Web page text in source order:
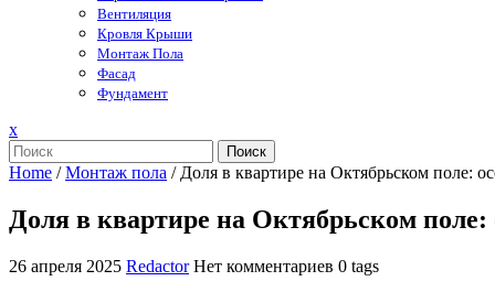
Вентиляция
Кровля Крыши
Монтаж Пола
Фасад
Фундамент
xЗакрыть
меню
Поиск
Home /Монтаж пола / Доля в квартире на Октябрьском поле:
Доля в квартире на Октябрьском
26 апреля 2025 Redactor Нет комментариев 0 tags